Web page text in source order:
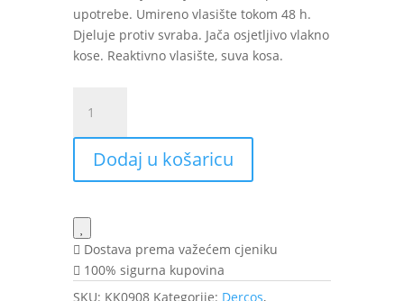
upotrebe. Umireno vlasište tokom 48 h.
Djeluje protiv svraba. Jača osjetljivo vlakno
kose. Reaktivno vlasište, suva kosa.
Dercos
Sensitive
šampon
za
kosu
200
ml
količina
Dodaj u košaricu
Dostava prema važećem cjeniku
100% sigurna kupovina
SKU: KK0908 Kategorije: Dercos,